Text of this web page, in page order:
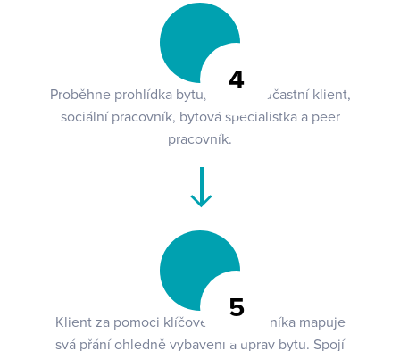
Proběhne prohlídka bytu, které se účastní klient,
sociální pracovník, bytová specialistka a peer
pracovník.
4
Klient za pomoci klíčového pracovníka mapuje
svá přání ohledně vybavení a úprav bytu. Spojí
5